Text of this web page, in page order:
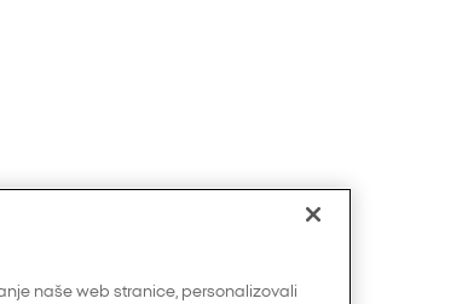
naše web stranice, personalizovali